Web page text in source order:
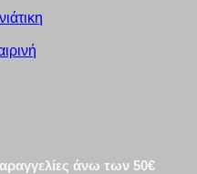
άνω των 50€